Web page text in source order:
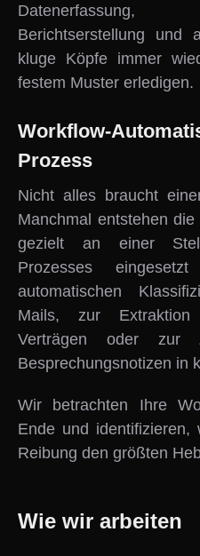
Berichtserstellung und
kluge Köpfe immer
festem Muster erledigen.
Workflow-
Prozess
Nicht alles braucht
Manchmal entstehen
gezielt an einer
Prozesses
automatischen
Mails, zur
Verträgen oder zur
Besprechungsnotizen in
Wir betrachten Ihre
Ende und
Reibung den größten
Wie wir arbeiten